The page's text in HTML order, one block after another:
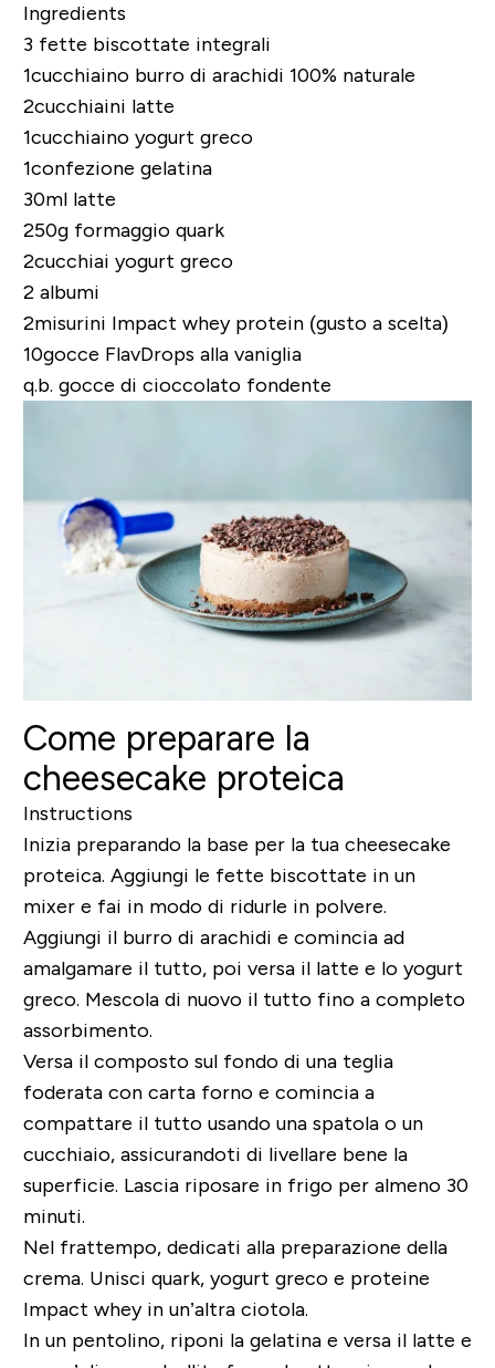
Ingredients
3 fette biscottate integrali
1cucchiainoburro di arachidi 100% naturale
2cucchiaini latte
1cucchiaino yogurt greco
1confezione gelatina
30ml latte
250g formaggio quark
2cucchiai yogurt greco
2 albumi
2misurini Impact whey protein (gusto a scelta)
10gocce FlavDrops alla vaniglia
q.b. gocce di cioccolato fondente
Come preparare la
cheesecake proteica
Instructions
Inizia preparando la base per la tua cheesecake
proteica. Aggiungi le fette biscottate in un
mixer e fai in modo di ridurle in polvere.
Aggiungi il burro di arachidi e comincia ad
amalgamare il tutto, poi versa il latte e lo yogurt
greco. Mescola di nuovo il tutto fino a completo
assorbimento.
Versa il composto sul fondo di una teglia
foderata con carta forno e comincia a
compattare il tutto usando una spatola o un
cucchiaio, assicurandoti di livellare bene la
superficie. Lascia riposare in frigo per almeno 30
minuti.
Nel frattempo, dedicati alla preparazione della
crema. Unisci quark, yogurt greco e proteine
Impact whey in un’altra ciotola.
In un pentolino, riponi la gelatina e versa il latte e